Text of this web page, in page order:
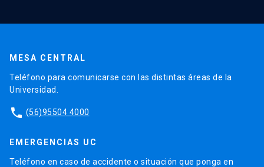
MESA CENTRAL
Teléfono para comunicarse con las distintas áreas de la
Universidad.
phone (56)95504 4000
EMERGENCIAS UC
Teléfono en caso de accidente o situación que ponga en